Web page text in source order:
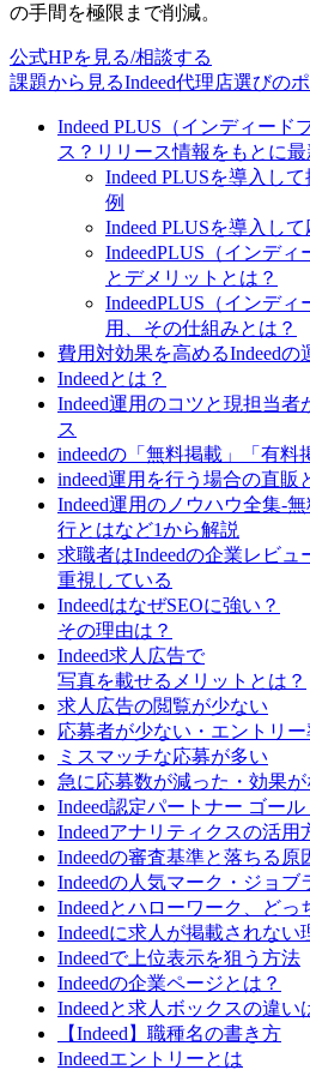
の手間を極限まで削減。
公式HPを見る/相談する
課題から見るIndeed代理店選びの
Indeed PLUS（インディード
ス？リリース情報をもとに
Indeed PLUSを導入し
例
Indeed PLUSを導入し
IndeedPLUS（インデ
とデメリットとは？
IndeedPLUS（インデ
用、その仕組みとは？
費用対効果を高めるIndeedの
Indeedとは？
Indeed運用のコツと現担当者
ス
indeedの「無料掲載」「有料
indeed運用を行う場合の直販
Indeed運用のノウハウ全集-
行とはなど1から解説
求職者はIndeedの企業レビュ
重視している
IndeedはなぜSEOに強い？
その理由は？
Indeed求人広告で
写真を載せるメリットとは？
求人広告の閲覧が少ない
応募者が少ない・エントリ
ミスマッチな応募が多い
急に応募数が減った・効果
Indeed認定パートナー ゴー
Indeedアナリティクスの活用
Indeedの審査基準と落ちる原
Indeedの人気マーク・ジョブ
Indeedとハローワーク、どっ
Indeedに求人が掲載されない
Indeedで上位表示を狙う方法
Indeedの企業ページとは？
Indeedと求人ボックスの違い
【Indeed】職種名の書き方
Indeedエントリーとは